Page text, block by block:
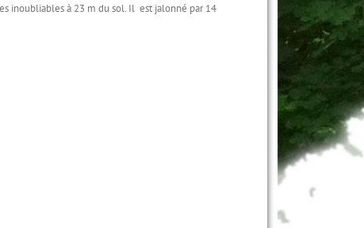
inoubliables à 23 m du sol. Il est jalonné par 14